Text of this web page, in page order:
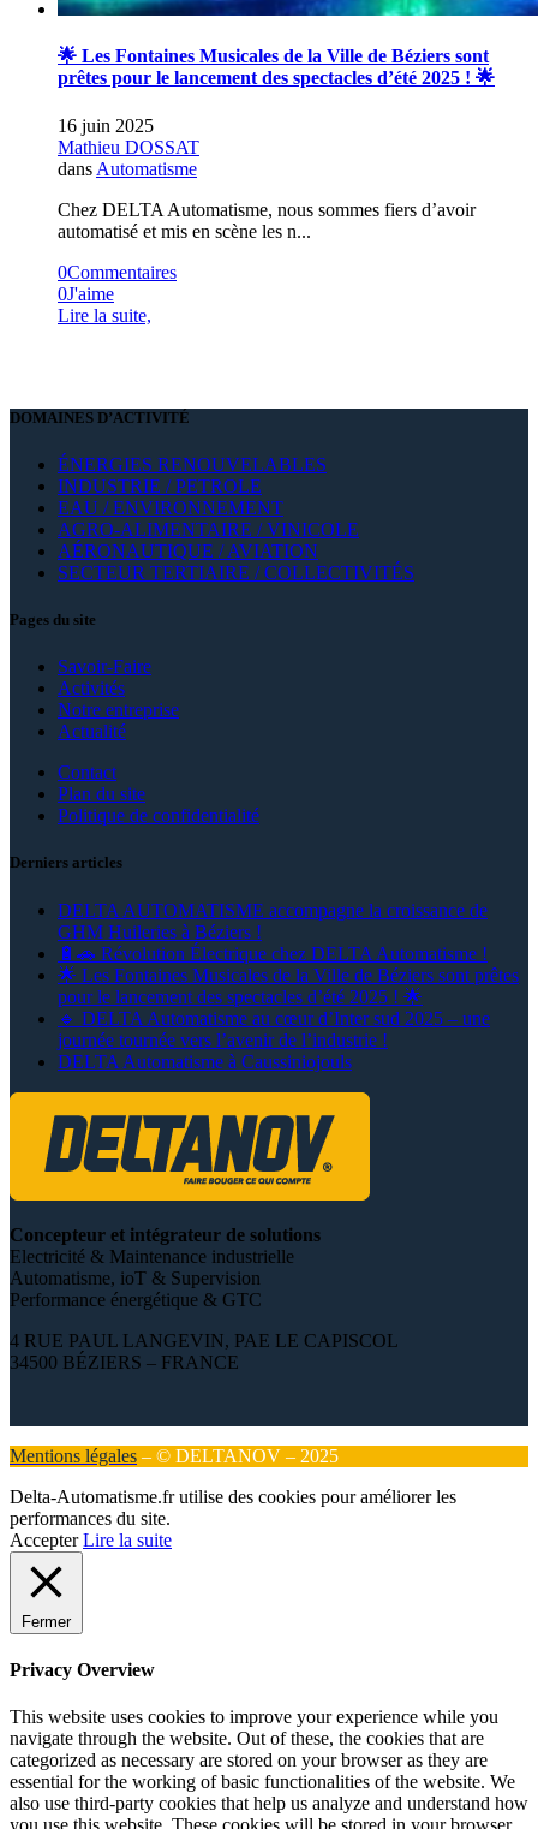
🌟 Les Fontaines Musicales de la Ville de Béziers sont
prêtes pour le lancement des spectacles d’été 2025 ! 🌟
16 juin 2025
Mathieu DOSSAT
dans Automatisme
Chez DELTA Automatisme, nous sommes fiers d’avoir
automatisé et mis en scène les n...
0Commentaires
0J'aime
Lire la suite,
DOMAINES D’ACTIVITÉ
ÉNERGIES RENOUVELABLES
INDUSTRIE / PETROLE
EAU / ENVIRONNEMENT
AGRO-ALIMENTAIRE / VINICOLE
AÉRONAUTIQUE / AVIATION
SECTEUR TERTIAIRE / COLLECTIVITÉS
Pages du site
Savoir-Faire
Activités
Notre entreprise
Actualité
Contact
Plan du site
Politique de confidentialité
Derniers articles
DELTA AUTOMATISME accompagne la croissance de
GHM Huileries à Béziers !
🔋🚗 Révolution Électrique chez DELTA Automatisme !
🌟 Les Fontaines Musicales de la Ville de Béziers sont prêtes
pour le lancement des spectacles d’été 2025 ! 🌟
🔹 DELTA Automatisme au cœur d’Inter sud 2025 – une
journée tournée vers l’avenir de l’industrie !
DELTA Automatisme à Caussiniojouls
Concepteur et intégrateur de solutions
Electricité & Maintenance industrielle
Automatisme, ioT & Supervision
Performance énergétique & GTC
4 RUE PAUL LANGEVIN, PAE LE CAPISCOL
34500 BÉZIERS – FRANCE
Mentions légales – © DELTANOV – 2025
Delta-Automatisme.fr utilise des cookies pour améliorer les
performances du site.
Accepter Lire la suite
Fermer
Privacy Overview
This website uses cookies to improve your experience while you
navigate through the website. Out of these, the cookies that are
categorized as necessary are stored on your browser as they are
essential for the working of basic functionalities of the website. We
also use third-party cookies that help us analyze and understand how